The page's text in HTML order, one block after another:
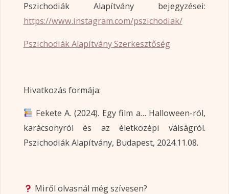
Pszichodiák Alapítvány bejegyzései:
https://www.instagram.com/pszichodiak/
Pszichodiák Alapítvány Szerkesztőség
Hivatkozás formája:
Fekete A. (2024). Egy film a… Halloween-ról,
karácsonyról és az életközépi válságról.
Pszichodiák Alapítvány, Budapest, 2024.11.08.
Miről olvasnál még szívesen?